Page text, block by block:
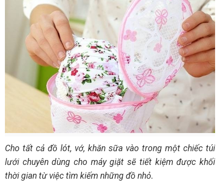
Cho tất cả đồ lót, vớ, khăn sữa vào trong một chiếc túi
lưới chuyên dùng cho máy giặt sẽ tiết kiệm được khối
thời gian từ việc tìm kiếm những đồ nhỏ.